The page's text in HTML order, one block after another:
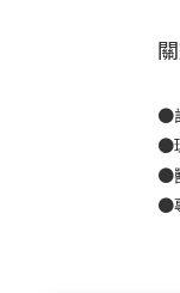
●
●
●
●